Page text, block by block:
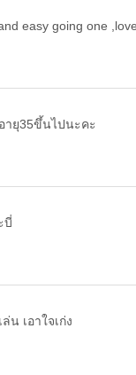
ยุ35ขึ้นไปนะคะ
บี่
น เอาใจเก่ง